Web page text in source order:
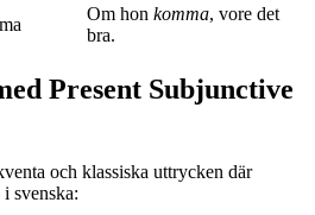
Om hon komma, vore det
bra.
Present Subjunctive
och klassiska uttrycken där
svenska: